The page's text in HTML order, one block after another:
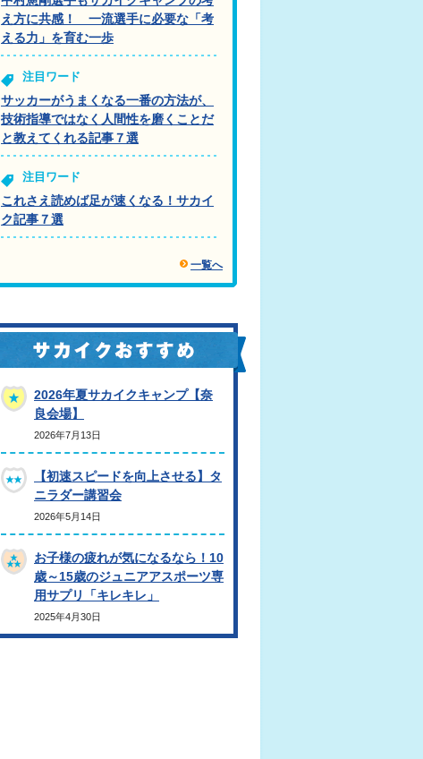
え方に共感！ 一流選手に必要な「考
える力」を育む一歩
注目ワード
サッカーがうまくなる一番の方法が、
技術指導ではなく人間性を磨くことだ
と教えてくれる記事７選
注目ワード
これさえ読めば足が速くなる！サカイ
ク記事７選
一覧へ
2026年夏サカイクキャンプ【奈
良会場】
2026年7月13日
【初速スピードを向上させる】タ
ニラダー講習会
2026年5月14日
お子様の疲れが気になるなら！10
歳～15歳のジュニアアスポーツ専
用サプリ「キレキレ」
2025年4月30日